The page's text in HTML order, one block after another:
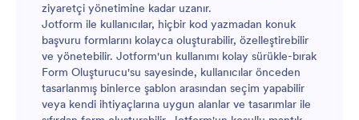
ziyaretçi yönetimine kadar uzanır.
Jotform ile kullanıcılar, hiçbir kod yazmadan konuk
başvuru formlarını kolayca oluşturabilir, özelleştirebilir
ve yönetebilir. Jotform'un kullanımı kolay sürükle-bırak
Form Oluşturucu'su sayesinde, kullanıcılar önceden
tasarlanmış binlerce şablon arasından seçim yapabilir
veya kendi ihtiyaçlarına uygun alanlar ve tasarımlar ile